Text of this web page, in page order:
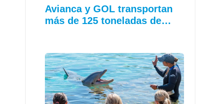
Avianca y GOL transportan
más de 125 toneladas de…